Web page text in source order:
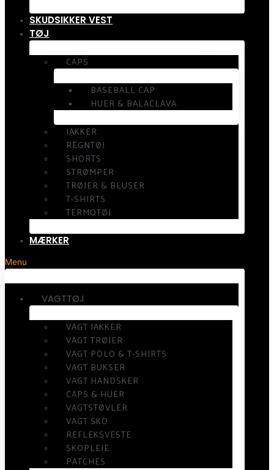
SKUDSIKKER VEST
TØJ
CAPS
BASEBALL CAP
HUER & BALACLAVA
JAKKER
REGNTØJ
SHORTS
STRØMPER
TRØJER & BLUSER
T-SHIRTS
TERMOTØJ
MÆRKER
Menu
VAGTTØJ
VAGT JAKKER
VAGT TRØJER
VAGT POLO & T-SHIRTS
VAGT BUKSER
VAGT HANDSKER
CAPS & HUER
VAGTSTØVLER
VAGT SKO
REFLEKSVESTE
SKOPLEJE
PATCHES